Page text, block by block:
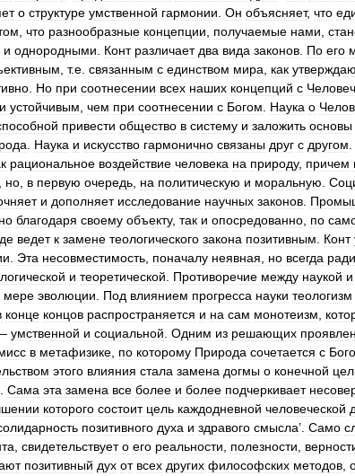
о структуре умственной гармонии Он объясняет, что
что разнообразные концепции получаемые нами
и однородными Конт различает два вида законов По его
т.е связанным с единством мира как
Но при соотнесении всех наших концепций с
и устойчивым чем при соотнесении с Богом Наука о
привести общество в систему и заложить основы
рода Наука и искусство гармонично связаны друг с другом
рациональное воздействие человека на природу, причем
но в первую очередь на политическую и моральную
и дополняет исследование научных законов
благодаря своему объекту, так и опосредованно по
ведет к замене теологического закона позитивным Конт
Эта несовместимость поначалу неявная но всегда
логической и теоретической Противоречие между наукой и
мере эволюции Под влиянием прогресса науки теологизм
конце концов распространяется и на сам монотеизм
умственной и социальной Одним из решающих
в метафизике по которому Природа сочетается с
этого влияния стала замена догмы о конечной
Сама эта замена все более и более подчеркивает
которого состоит цель каждодневной человеческой
позитивного духа и здравого смысла’. Само
свидетельствует о его реальности полезности
позитивный дух от всех других философских методов